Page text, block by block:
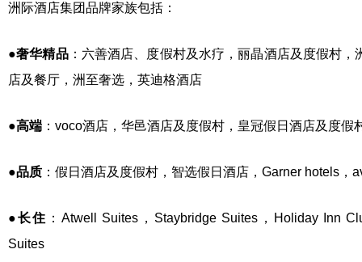
洲际酒店集团品牌家族包括：
●奢华精品：六善酒店、度假村及水疗，丽晶酒店及度假村，
店及餐厅，洲至奢选，英迪格酒店
●高端 ：voco酒店，华邑酒店及度假村，皇冠假日酒店及度假
●品质 ：假日酒店及度假村，智选假日酒店，Garner hotels，
●长住 ：Atwell Suites，Staybridge Suites，Holiday Inn
Suites